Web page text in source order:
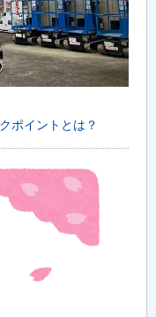
ポイントとは？